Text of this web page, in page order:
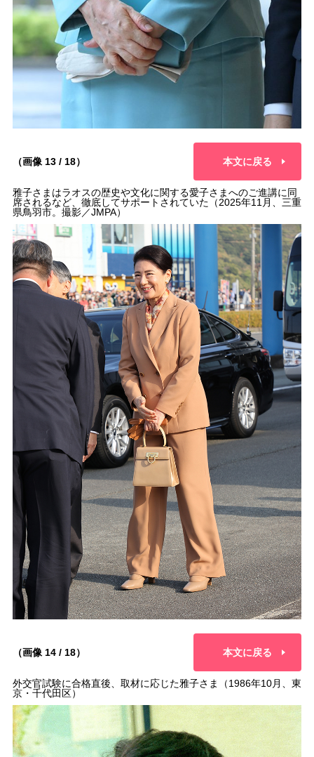
（画像 13 / 18） 本文に戻る
雅子さまはラオスの歴史や文化に関する愛子さまへのご進講に同
席されるなど、徹底してサポートされていた（2025年11月、三重
県鳥羽市。撮影／JMPA）
（画像 14 / 18） 本文に戻る
外交官試験に合格直後、取材に応じた雅子さま（1986年10月、東
京・千代田区）